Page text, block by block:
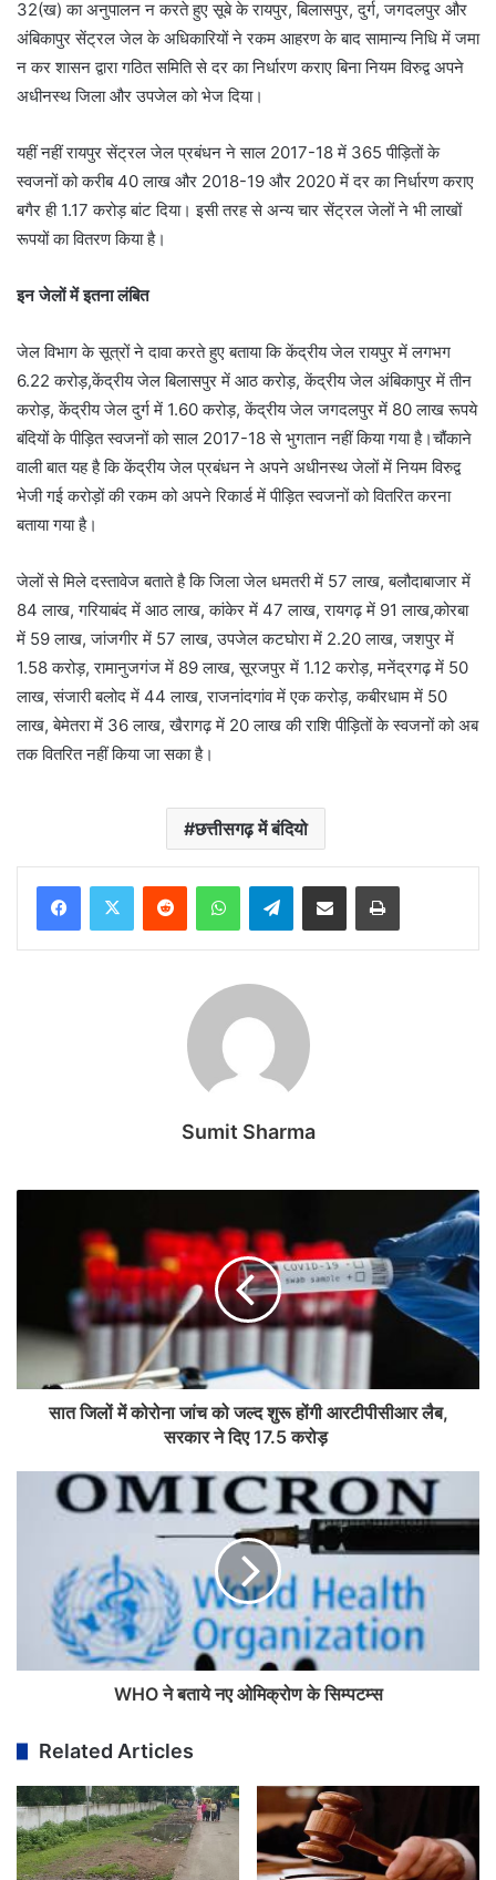
32(ख) का अनुपालन न करते हुए सूबे के रायपुर, बिलासपुर, दुर्ग, जगदलपुर और
अंबिकापुर सेंट्रल जेल के अधिकारियों ने रकम आहरण के बाद सामान्य निधि में जमा
न कर शासन द्वारा गठित समिति से दर का निर्धारण कराए बिना नियम विरुद्व अपने
अधीनस्थ जिला और उपजेल को भेज दिया।
यहीं नहीं रायपुर सेंट्रल जेल प्रबंधन ने साल 2017-18 में 365 पीड़ितों के
स्वजनों को करीब 40 लाख और 2018-19 और 2020 में दर का निर्धारण कराए
बगैर ही 1.17 करोड़ बांट दिया। इसी तरह से अन्य चार सेंट्रल जेलों ने भी लाखों
रूपयों का वितरण किया है।
इन जेलों में इतना लंबित
जेल विभाग के सूत्रों ने दावा करते हुए बताया कि केंद्रीय जेल रायपुर में लगभग
6.22 करोड़,केंद्रीय जेल बिलासपुर में आठ करोड़, केंद्रीय जेल अंबिकापुर में तीन
करोड़, केंद्रीय जेल दुर्ग में 1.60 करोड़, केंद्रीय जेल जगदलपुर में 80 लाख रूपये
बंदियों के पीड़ित स्वजनों को साल 2017-18 से भुगतान नहीं किया गया है।चौंकाने
वाली बात यह है कि केंद्रीय जेल प्रबंधन ने अपने अधीनस्थ जेलों में नियम विरुद्व
भेजी गई करोड़ों की रकम को अपने रिकार्ड में पीड़ित स्वजनों को वितरित करना
बताया गया है।
जेलों से मिले दस्तावेज बताते है कि जिला जेल धमतरी में 57 लाख, बलौदाबाजार में
84 लाख, गरियाबंद में आठ लाख, कांकेर में 47 लाख, रायगढ़ में 91 लाख,कोरबा
में 59 लाख, जांजगीर में 57 लाख, उपजेल कटघोरा में 2.20 लाख, जशपुर में
1.58 करोड़, रामानुजगंज में 89 लाख, सूरजपुर में 1.12 करोड़, मनेंद्रगढ़ में 50
लाख, संजारी बलोद में 44 लाख, राजनांदगांव में एक करोड़, कबीरधाम में 50
लाख, बेमेतरा में 36 लाख, खैरागढ़ में 20 लाख की राशि पीड़ितों के स्वजनों को अब
तक वितरित नहीं किया जा सका है।
छत्तीसगढ़ में बंदियो
Telegram
Sumit Sharma
सात जिलों में कोरोना जांच को जल्द शुरू होंगी आरटीपीसीआर लैब,
सरकार ने दिए 17.5 करोड़
WHO ने बताये नए ओमिक्रोण के सिम्पटम्स
Related Articles